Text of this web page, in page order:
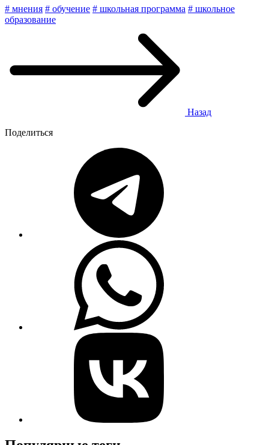
# мнения # обучение # школьная программа # школьное
образование
Назад
Поделиться